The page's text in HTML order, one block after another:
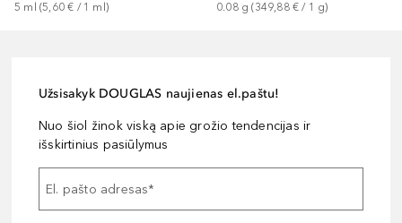
5 ml (5,60 € / 1 ml ) 0.08 g (349,88 € / 1 g)
Užsisakyk DOUGLAS naujienas el.paštu!
Nuo šiol žinok viską apie grožio tendencijas ir
išskirtinius pasiūlymus
El. pašto adresas*